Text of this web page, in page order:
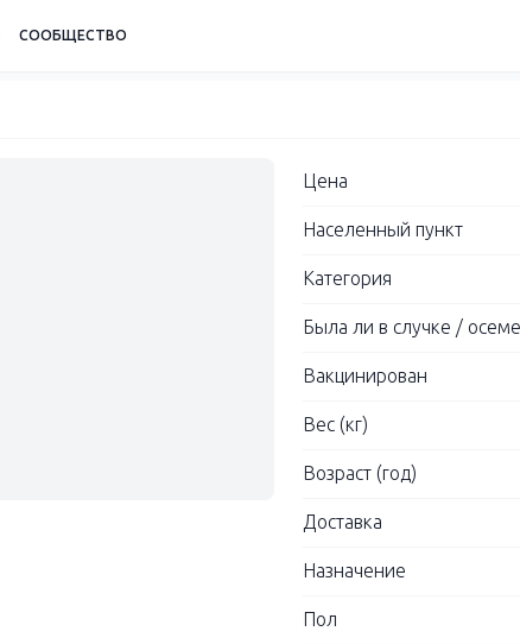
СООБЩЕСТВО
Цена
Населенный пункт
Категория
Была ли в случке /
Вакцинирован
Вес (кг)
Возраст (год)
Доставка
Назначение
Пол